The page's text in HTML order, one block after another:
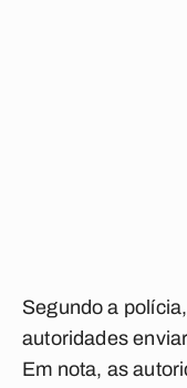
Segundo a
autoridades
Em nota, as